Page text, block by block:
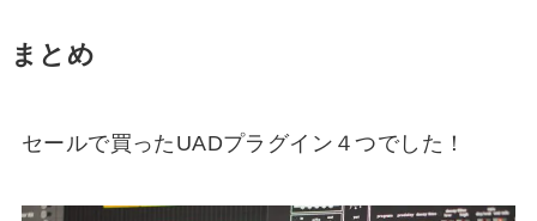
まとめ
セールで買ったUADプラグイン４つでした！